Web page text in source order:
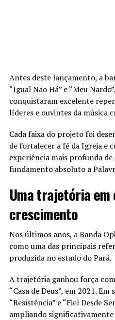
Antes deste lançamento, a
“Igual Não Há” e “Meu
conquistaram excelente
líderes e ouvintes da música
Cada faixa do projeto foi
de fortalecer a fé da Igreja e
experiência mais profunda
fundamento absoluto a
Uma trajetória
crescimento
Nos últimos anos, a Banda
como uma das principais
produzida no estado do Pará.
A trajetória ganhou força
“Casa de Deus”, em 2021.
“Resistência” e “Fiel Desde
ampliando